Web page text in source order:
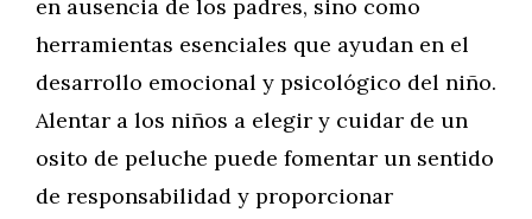
en ausencia de los padres, sino como
herramientas esenciales que ayudan en el
desarrollo emocional y psicológico del niño.
Alentar a los niños a elegir y cuidar de un
osito de peluche puede fomentar un sentido
de responsabilidad y proporcionar